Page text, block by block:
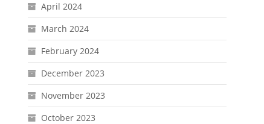
April 2024
March 2024
February 2024
December 2023
November 2023
October 2023